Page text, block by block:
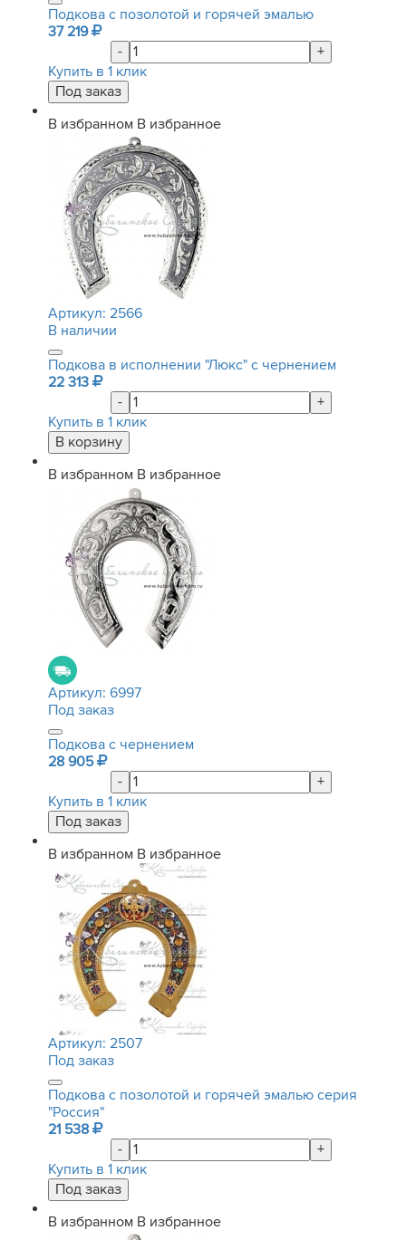
Подкова с позолотой и горячей эмалью
37 219
-
+
Купить в 1 клик
В избранном В избранное
Артикул: 2566
В наличии
Подкова в исполнении "Люкс" с чернением
22 313
-
+
Купить в 1 клик
В избранном В избранное
Артикул: 6997
Под заказ
Подкова с чернением
28 905
-
+
Купить в 1 клик
В избранном В избранное
Артикул: 2507
Под заказ
Подкова с позолотой и горячей эмалью серия
"Россия"
21 538
-
+
Купить в 1 клик
В избранном В избранное